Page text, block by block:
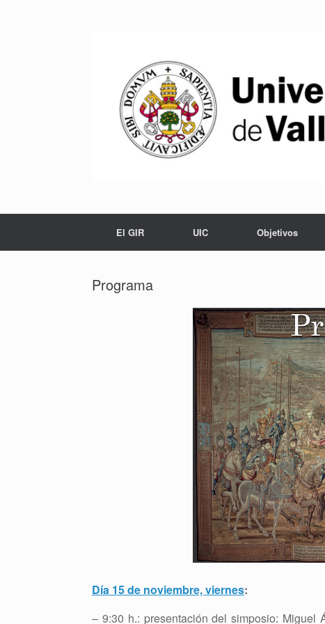
El GIR UIC Objetivos
Programa
Día 15 de noviembre, viernes:
– 9:30 h.: presentación del simposio: